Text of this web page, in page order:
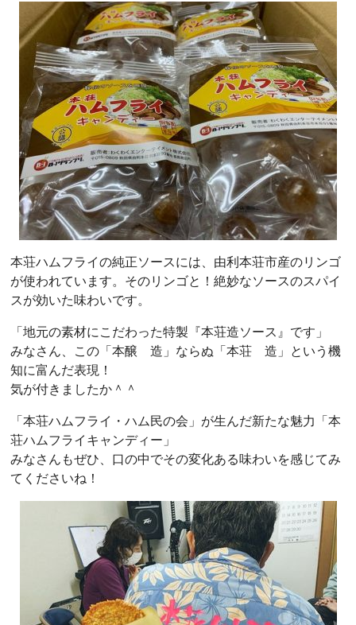
本荘ハムフライの純正ソースには、由利本荘市産のリンゴ
が使われています。そのリンゴと！絶妙なソースのスパイ
スが効いた味わいです。
「地元の素材にこだわった特製『本荘造ソース』です」
みなさん、この「本醸 造」ならぬ「本荘 造」という機
知に富んだ表現！
気が付きましたか＾＾
「本荘ハムフライ・ハム民の会」が生んだ新たな魅力「本
荘ハムフライキャンディー」
みなさんもぜひ、口の中でその変化ある味わいを感じてみ
てくださいね！